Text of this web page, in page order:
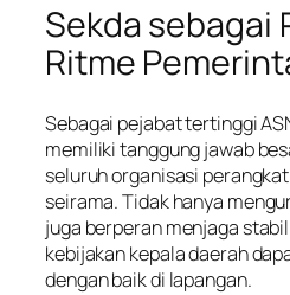
Sekda sebagai
Ritme
Sebagai pejabat tertinggi
memiliki tanggung jawab
seluruh organisasi
seirama. Tidak hanya
juga berperan menjaga
kebijakan kepala daerah
dengan baik di lapangan.